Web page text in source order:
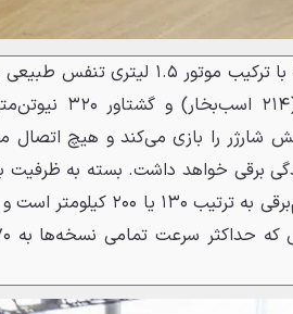
الکتریکی ۱۶۰
شارژر را بازی می‌کند و هیچ اتصال